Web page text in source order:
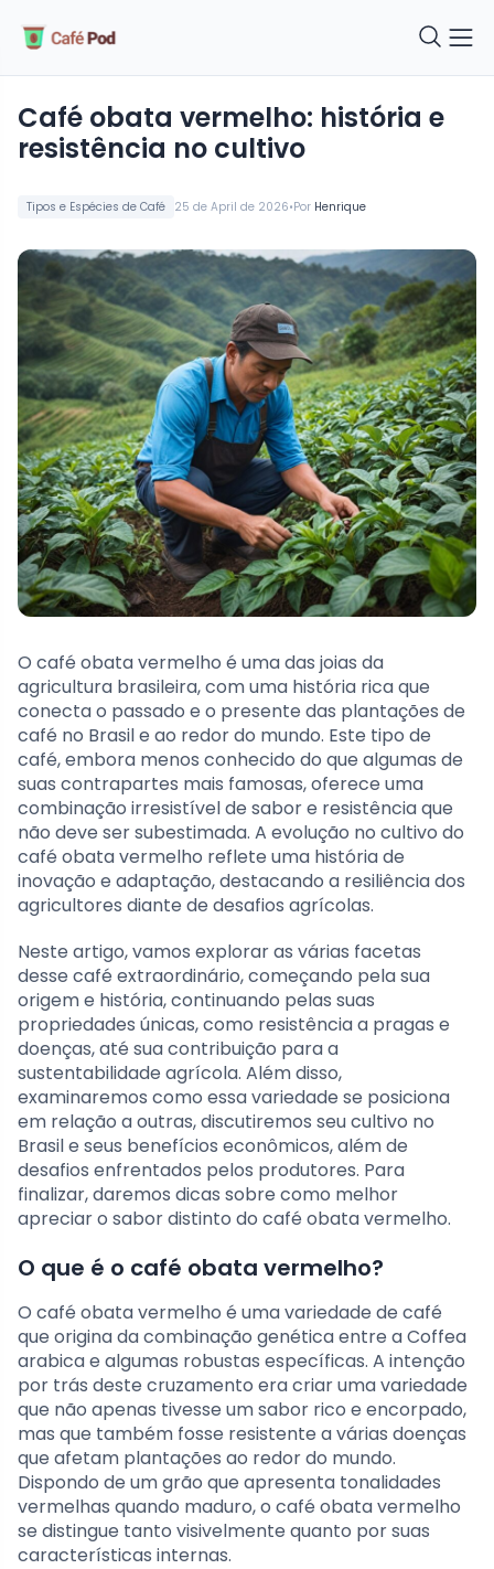
Tipos e Espécies de Café 25 de April de 2026•Por Henrique
café obata vermelho: história e
resistência no cultivo
O café obata vermelho é uma das joias da
agricultura brasileira, com uma história rica que
conecta o passado e o presente das plantações de
café no Brasil e ao redor do mundo. Este tipo de
café, embora menos conhecido do que algumas de
suas contrapartes mais famosas, oferece uma
combinação irresistível de sabor e resistência que
não deve ser subestimada. A evolução no cultivo do
café obata vermelho reflete uma história de
inovação e adaptação, destacando a resiliência dos
agricultores diante de desafios agrícolas.
Neste artigo, vamos explorar as várias facetas
desse café extraordinário, começando pela sua
origem e história, continuando pelas suas
propriedades únicas, como resistência a pragas e
doenças, até sua contribuição para a
sustentabilidade agrícola. Além disso,
examinaremos como essa variedade se posiciona
em relação a outras, discutiremos seu cultivo no
Brasil e seus benefícios econômicos, além de
desafios enfrentados pelos produtores. Para
finalizar, daremos dicas sobre como melhor
apreciar o sabor distinto do café obata vermelho.
O que é o café obata vermelho?
O café obata vermelho é uma variedade de café
que origina da combinação genética entre a Coffea
arabica e algumas robustas específicas. A intenção
por trás deste cruzamento era criar uma variedade
que não apenas tivesse um sabor rico e encorpado,
mas que também fosse resistente a várias doenças
que afetam plantações ao redor do mundo.
Dispondo de um grão que apresenta tonalidades
vermelhas quando maduro, o café obata vermelho
se distingue tanto visivelmente quanto por suas
características internas.